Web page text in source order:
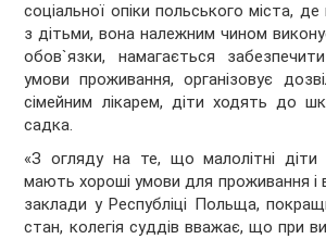
соціальної опіки польського міста,
з дітьми, вона належним чином
обов`язки, намагається
умови проживання, організовує
сімейним лікарем, діти ходять до
садка.
«З огляду на те, що малолітні діти
мають хороші умови для проживання і
заклади у Республіці Польща,
стан, колегія суддів вважає, що при